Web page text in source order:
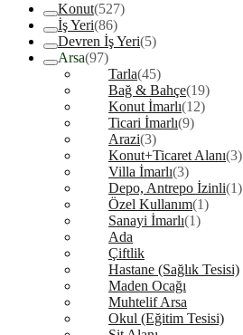
Konut(527)
İş Yeri(86)
Devren İş Yeri(5)
Arsa(97)
Tarla(45)
Bağ & Bahçe(19)
Konut İmarlı(12)
Ticari İmarlı(9)
Arazi(3)
Konut+Ticaret Alanı(3)
Villa İmarlı(3)
Depo, Antrepo İzinli(1)
Özel Kullanım(1)
Sanayi İmarlı(1)
Ada
Çiftlik
Hastane (Sağlık Tesisi)
Maden Ocağı
Muhtelif Arsa
Okul (Eğitim Tesisi)